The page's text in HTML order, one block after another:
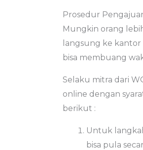
Prosedur
Mungkin orang
langsung ke
bisa membuang
Selaku mitra dari
online dengan
berikut :
Untuk
bisa pula